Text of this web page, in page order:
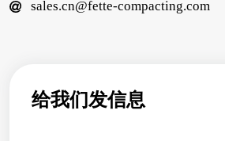
sales.cn@fette-compacting.com
给我们发信息